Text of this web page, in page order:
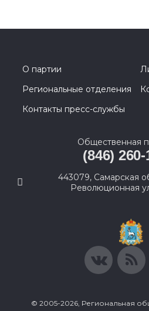
О партии
Региональные отделения
Контакты пресс-службы
Общественная
(846) 260-
443079, Самарская
Революционная
© 2005-2026, Региональная